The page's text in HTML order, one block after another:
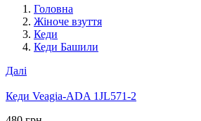
Головна
Жіноче взуття
Кеди
Кеди Башили
Далі
Кеди Veagia-ADA 1JL571-2